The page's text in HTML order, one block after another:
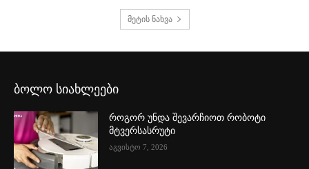
მეტის ნახვა
ბოლო სიახლეები
როგორ უნდა შევარჩიოთ რობოტი
მტვერსასრუტი
აგვისტო 7, 2026